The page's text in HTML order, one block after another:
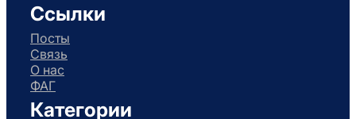
Ссылки
Посты
Связь
О нас
ФАГ
Категории